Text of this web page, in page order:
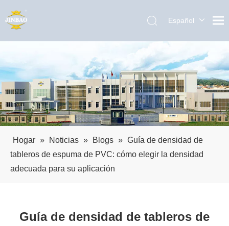
Español
Pусский
Hogar » Noticias » Blogs » Guía de densidad de
tableros de espuma de PVC: cómo elegir la densidad
adecuada para su aplicación
Guía de densidad de tableros de